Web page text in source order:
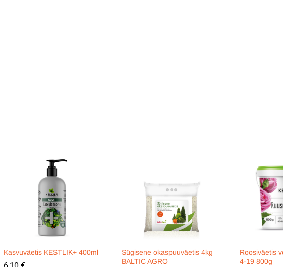
Kasvuväetis KESTLIK+ 400ml
Sügisene okaspuuväetis 4kg
BALTIC AGRO
Roosiväetis
4-19 800g